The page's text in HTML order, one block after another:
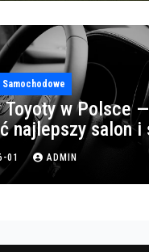
Toyoty w Polsce
najlepszy salon i
01 ADMIN